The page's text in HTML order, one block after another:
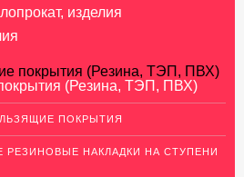
изделия
покрытия (Резина, ТЭП, ПВХ)
(Резина, ТЭП, ПВХ)
ПОКРЫТИЯ
НАКЛАДКИ НА СТУПЕНИ